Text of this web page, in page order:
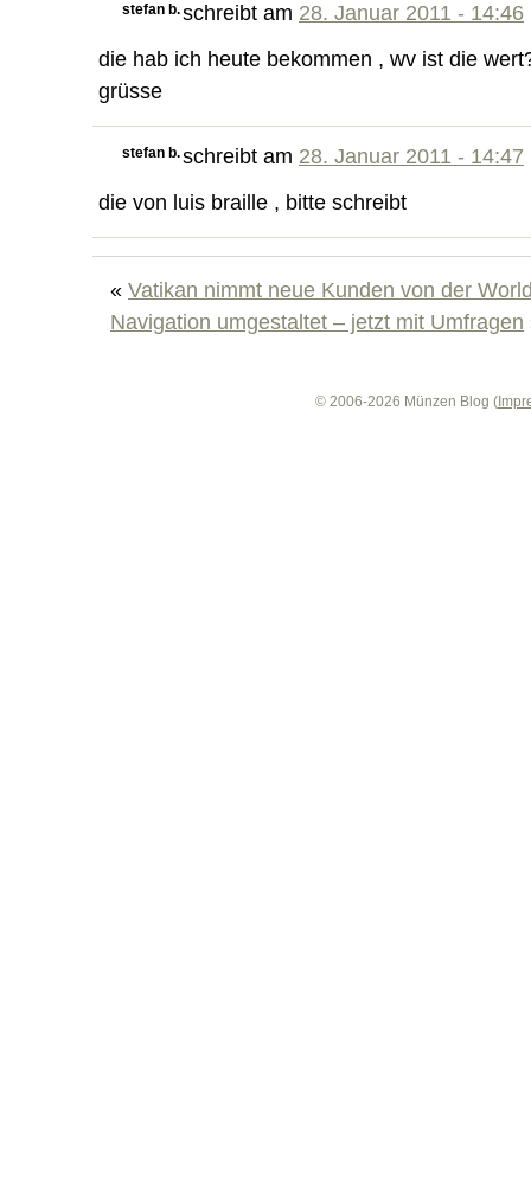
stefan b.schreibt am 28. Januar 2011 - 14:46
die hab ich heute bekommen , wv ist die
grüsse
stefan b.schreibt am 28. Januar 2011 - 14:47
die von luis braille , bitte schreibt
« Vatikan nimmt neue Kunden von der
Navigation umgestaltet – jetzt mit Umfragen
© 2006-2026 Münzen Blog (